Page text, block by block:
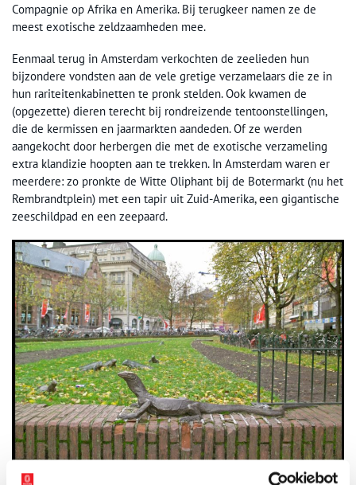
Compagnie op Afrika en Amerika. Bij terugkeer namen ze de
meest exotische zeldzaamheden mee.
Eenmaal terug in Amsterdam verkochten de zeelieden hun
bijzondere vondsten aan de vele gretige verzamelaars die ze in
hun rariteitenkabinetten te pronk stelden. Ook kwamen de
(opgezette) dieren terecht bij rondreizende tentoonstellingen,
die de kermissen en jaarmarkten aandeden. Of ze werden
aangekocht door herbergen die met de exotische verzameling
extra klandizie hoopten aan te trekken. In Amsterdam waren er
meerdere: zo pronkte de Witte Oliphant bij de Botermarkt (nu het
Rembrandtplein) met een tapir uit Zuid-Amerika, een gigantische
zeeschildpad en een zeepaard.
Martin Alberts, Blauw Jan door beeldend kunstenaar Hans van Houwelingen,